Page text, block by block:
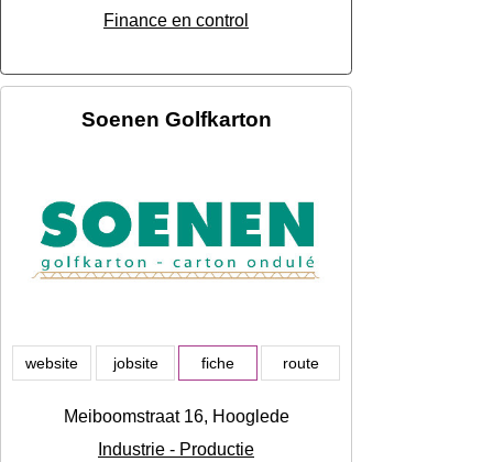
Finance en control
Soenen Golfkarton
website jobsite fiche route
Meiboomstraat 16, Hooglede
Industrie - Productie